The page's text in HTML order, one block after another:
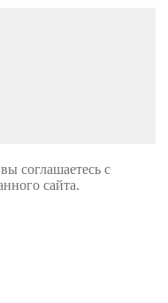
соглашаетесь с
сайта.